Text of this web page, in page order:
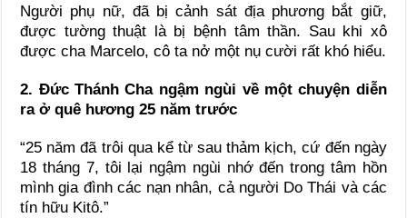
Người phụ nữ, đã bị cảnh sát địa phương bắt giữ,
được tường thuật là bị bệnh tâm thần. Sau khi xô
được cha Marcelo, cô ta nở một nụ cười rất khó hiểu.
2. Đức Thánh Cha ngậm ngùi về một chuyện diễn
ra ở quê hương 25 năm trước
“25 năm đã trôi qua kể từ sau thảm kịch, cứ đến ngày
18 tháng 7, tôi lại ngậm ngùi nhớ đến trong tâm hồn
mình gia đình các nạn nhân, cả người Do Thái và các
tín hữu Kitô.”